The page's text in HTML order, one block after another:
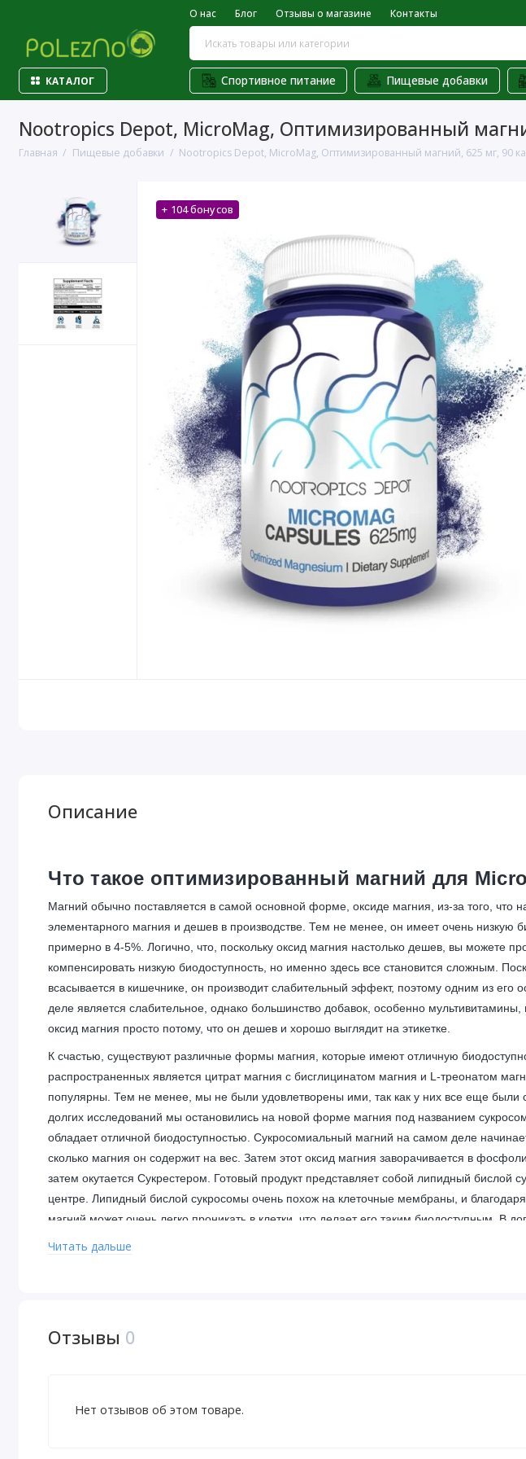
О нас Блог Отзывы о магазине Контакты
КАТАЛОГ Спортивное питание Пищевые добавки
Nootropics Depot, MicroMag, Оптимизированный
Главная Пищевые добавки Nootropics Depot, MicroMag, Оптимизированный магний, 625 мг, 90
+ 104 бонусов
Описание
Что такое оптимизированный магний для
Магний обычно поставляется в самой основной форме, оксиде магния, из-за того, что
элементарного магния и дешев в производстве. Тем не менее, он имеет очень низкую
примерно в 4-5%. Логично, что, поскольку оксид магния настолько дешев, вы можете
компенсировать низкую биодоступность, но именно здесь все становится сложным.
всасывается в кишечнике, он производит слабительный эффект, поэтому одним из его
деле является слабительное, однако большинство добавок, особенно
оксид магния просто потому, что он дешев и хорошо выглядит на этикетке.
К счастью, существуют различные формы магния, которые имеют отличную
распространенных является цитрат магния с бисглицинатом магния и L-треонатом
популярны. Тем не менее, мы не были удовлетворены ими, так как у них все еще были
долгих исследований мы остановились на новой форме магния под названием
обладает отличной биодоступностью. Сукросомиальный магний на самом деле
сколько магния он содержит на вес. Затем этот оксид магния заворачивается в
затем окутается Сукрестером. Готовый продукт представляет собой липидный бислой
центре. Липидный бислой сукросомы очень похож на клеточные мембраны, и
магний может очень легко проникать в клетки, что делает его таким биодоступным. В
биодоступности, он также усваивается гораздо быстрее, чем современные добавки
важных биологических функций, начиная от поддержания здорового кровяного давления
Читать дальше
Отзывы 0
Нет отзывов об этом товаре.